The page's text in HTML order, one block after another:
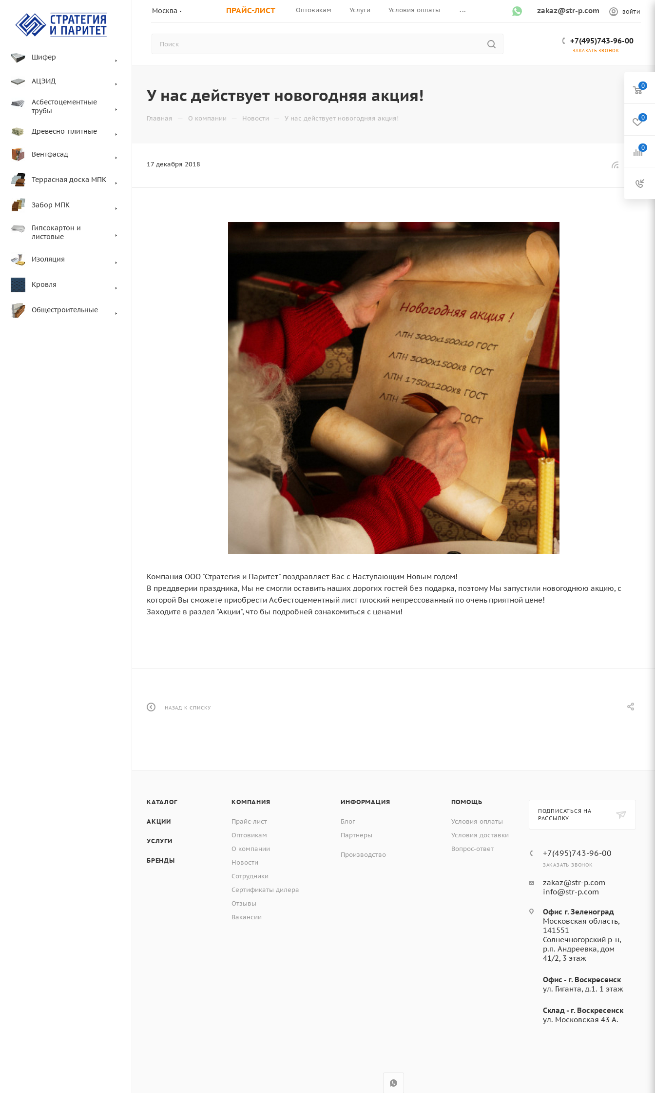
Москва ПРАЙС-ЛИСТ Оптовикам Услуги Условия оплаты ... zakaz@str-p.com ВОЙТИ
+7(495)743-96-00
ЗАКАЗАТЬ ЗВОНОК
Шифер
АЦЭИД
Асбестоцементные
трубы
Древесно-плитные
Вентфасад
Террасная доска МПК
Забор МПК
Гипсокартон и
листовые
Изоляция
Кровля
Общестроительные
У нас действует новогодняя акция!
Главная — О компании — Новости — У нас действует новогодняя акция!
17 декабря 2018
Компания ООО "Стратегия и Паритет" поздравляет Вас с Наступающим Новым годом!
В преддверии праздника, Мы не смогли оставить наших дорогих гостей без подарка, поэтому Мы запустили новогоднюю акцию, с
которой Вы сможете приобрести Асбестоцементный лист плоский непрессованный по очень приятной цене!
Заходите в раздел "Акции", что бы подробней ознакомиться с ценами!
НАЗАД К СПИСКУ
КАТАЛОГ
АКЦИИ
УСЛУГИ
БРЕНДЫ
КОМПАНИЯ
Прайс-лист
Оптовикам
О компании
Новости
Сотрудники
Сертификаты дилера
Отзывы
Вакансии
ИНФОРМАЦИЯ
Блог
Партнеры
Производство
ПОМОЩЬ
Условия оплаты
Условия доставки
Вопрос-ответ
ПОДПИСАТЬСЯ НА
РАССЫЛКУ
+7(495)743-96-00
ЗАКАЗАТЬ ЗВОНОК
zakaz@str-p.com
info@str-p.com
Офис г. Зеленоград
Московская область,
141551
Солнечногорский р-н,
р.п. Андреевка, дом
41/2, 3 этаж
Офис - г. Воскресенск
ул. Гиганта, д.1. 1 этаж
Склад - г. Воскресенск
ул. Московская 43 А.
0
0
0